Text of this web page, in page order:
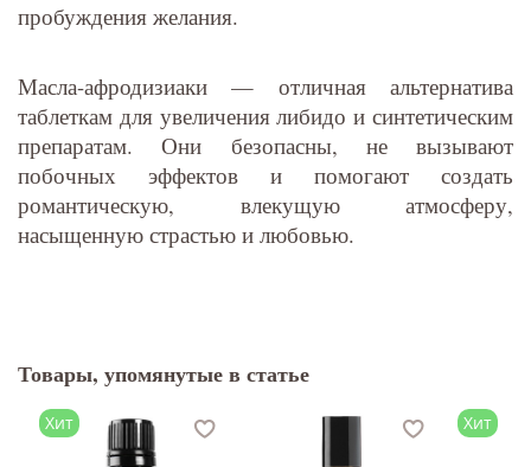
пробуждения желания.
Масла-афродизиаки — отличная альтернатива
таблеткам для увеличения либидо и синтетическим
препаратам. Они безопасны, не вызывают
побочных эффектов и помогают создать
романтическую, влекущую атмосферу,
насыщенную страстью и любовью.
Товары, упомянутые в статье
Хит Хит